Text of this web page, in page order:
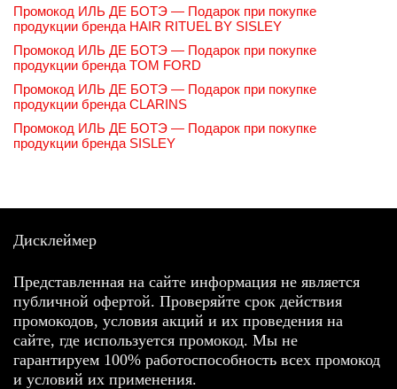
Промокод ИЛЬ ДЕ БОТЭ — Подарок при покупке
продукции бренда HAIR RITUEL BY SISLEY
Промокод ИЛЬ ДЕ БОТЭ — Подарок при покупке
продукции бренда TOM FORD
Промокод ИЛЬ ДЕ БОТЭ — Подарок при покупке
продукции бренда CLARINS
Промокод ИЛЬ ДЕ БОТЭ — Подарок при покупке
продукции бренда SISLEY
Дисклеймер
Представленная на сайте информация не является
публичной офертой. Проверяйте срок действия
промокодов, условия акций и их проведения на
сайте, где используется промокод. Мы не
гарантируем 100% работоспособность всех промокод
и условий их применения.